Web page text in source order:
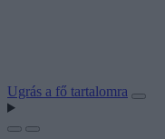
Ugrás a fő tartalomra